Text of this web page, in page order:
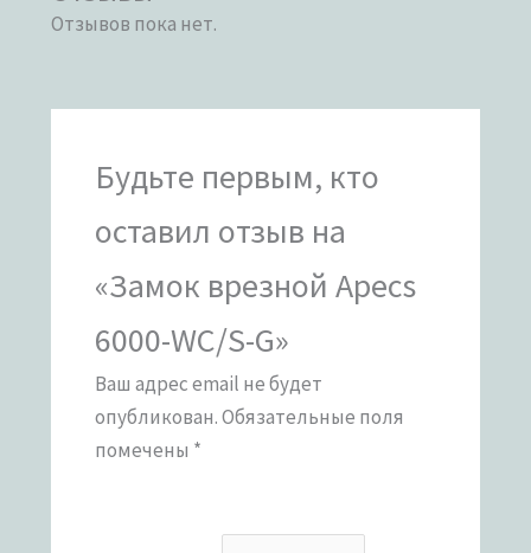
Отзывов пока нет.
Будьте первым, кто
оставил отзыв на
«Замок врезной Apecs
6000-WC/S-G»
Ваш адрес email не будет
опубликован.Обязательные поля
помечены *